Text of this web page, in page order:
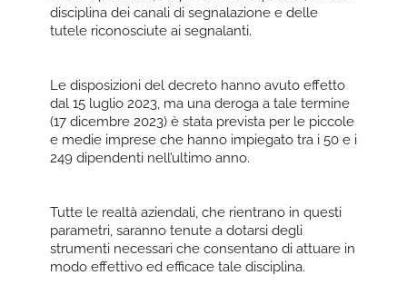
disciplina dei canali di segnalazione e delle
tutele riconosciute ai segnalanti.
Le disposizioni del decreto hanno avuto effetto
dal 15 luglio 2023, ma una deroga a tale termine
(17 dicembre 2023) è stata prevista per le piccole
e medie imprese che hanno impiegato tra i 50 e i
249 dipendenti nell’ultimo anno.
Tutte le realtà aziendali, che rientrano in questi
parametri, saranno tenute a dotarsi degli
strumenti necessari che consentano di attuare in
modo effettivo ed efficace tale disciplina.